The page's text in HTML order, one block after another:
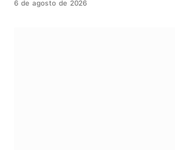
6 de agosto de 2026